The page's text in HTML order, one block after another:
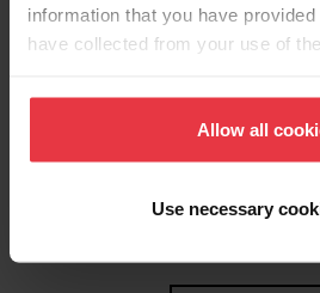
information that you have
have collected from your use of
Allow all
Use necessary
Categoría de campana